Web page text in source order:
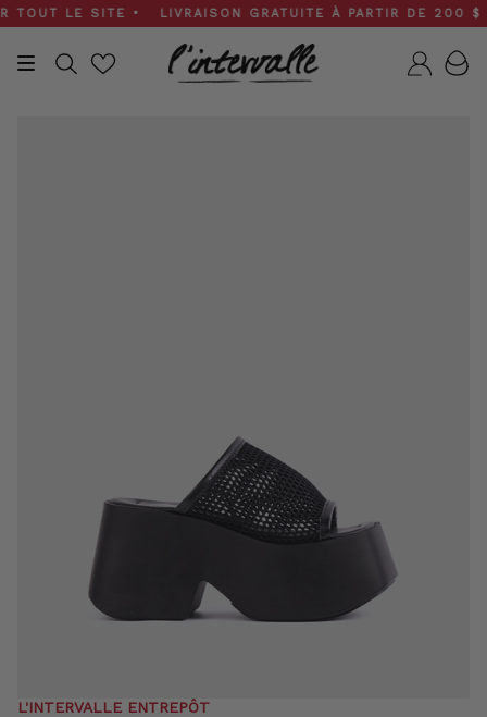
Skip
to
content
LE SITE • LIVRAISON GRATUITE À PARTIR DE 200 $
Recherche
L'INTERVALLE ENTREPÔT